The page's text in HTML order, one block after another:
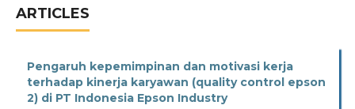
ARTICLES
Pengaruh kepemimpinan dan motivasi kerja
terhadap kinerja karyawan (quality control epson
2) di PT Indonesia Epson Industry